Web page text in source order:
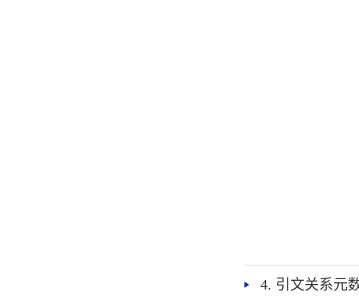
4. 引文关系元